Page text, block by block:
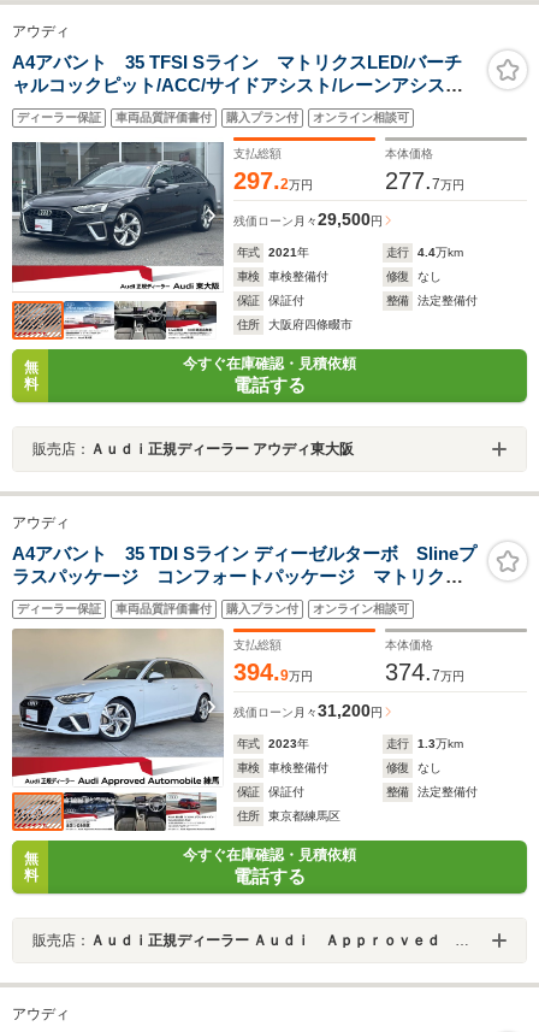
アウディ
A4アバント 35 TFSI Sライン マトリクスLED/バーチ
ャルコックピット/ACC/サイドアシスト/レーンアシスト/
バックカメラ/シートヒーター/ATトランク/電動シー
ト/MMIナビTV/マルチカラーアンビエントライト/認定中
古車
ディーラー保証 車両品質評価書付 購入プラン付 オンライン相談可
支払総額
297.2万円
本体価格
277.7万円
残価ローン 月々29,500円
年式 2021年 走行 4.4万km
車検
車検整備付 修復
なし
保証
保証付 整備
法定整備付
住所
大阪府四條畷市
無
料
今すぐ在庫確認・見積依頼
電話する
販売店： Ａｕｄｉ正規ディーラー アウディ東大阪
アウディ
A4アバント 35 TDI Sライン ディーゼルターボ Slineプ
ラスパッケージ コンフォートパッケージ マトリクス
LEDヘッドライトパッケージ プライバシーガラス サ
ラウンドビューカメラ/パークアシスト アコースティッ
クガラス シートメモリー 認定中古車
ディーラー保証 車両品質評価書付 購入プラン付 オンライン相談可
支払総額
394.9万円
本体価格
374.7万円
残価ローン 月々31,200円
年式 2023年 走行 1.3万km
車検
車検整備付 修復
なし
保証
保証付 整備
法定整備付
住所
東京都練馬区
無
料
今すぐ在庫確認・見積依頼
電話する
販売店： Ａｕｄｉ正規ディーラー Ａｕｄｉ Ａｐｐｒｏｖｅｄ Ａｕｔｏｍｏｂｉｌｅ練馬
アウディ